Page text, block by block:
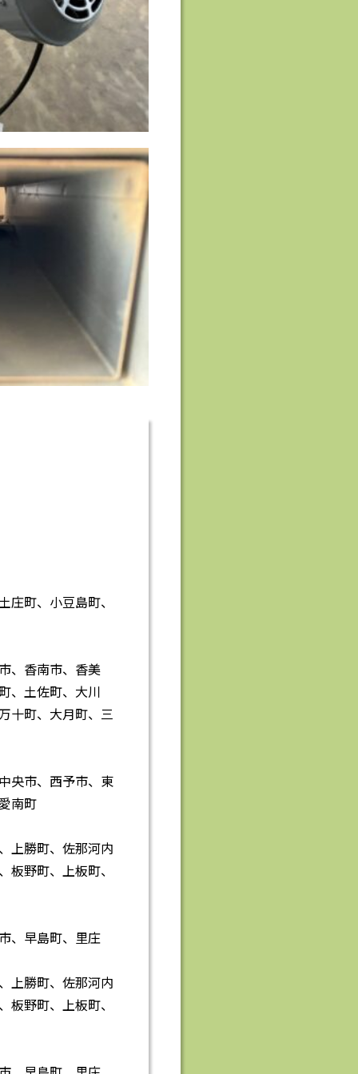
町、小豆島町、
、香南市、香美
、土佐町、大川
十町、大月町、三
央市、西予市、東
南町
上勝町、佐那河内
野町、上板町、
、早島町、里庄
上勝町、佐那河内
野町、上板町、